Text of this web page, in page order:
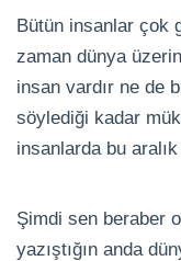
Bütün insanlar çok
zaman dünya
insan vardır ne de
söylediği kadar
insanlarda bu aralık
Şimdi sen beraber
yazıştığın anda